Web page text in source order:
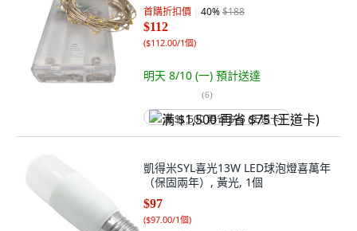
首購折扣價 40%$188
$112
($112.00/1個)
明天 8/10 (一) 預計送達
(6)
满 $1,500 再省 $75 (王道卡)
凱得米SYL喜光13W LED球泡燈喜萬年
（保固兩年）, 黃光, 1個
$97
($97.00/1個)